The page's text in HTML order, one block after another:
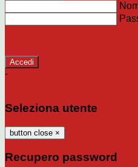
-
Seleziona utente
button close ×
Recupero password